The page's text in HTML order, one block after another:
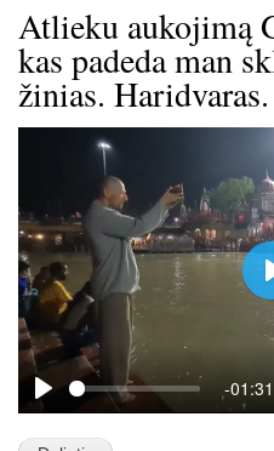
Atlieku aukojimą
kas padeda man
žinias.
P
l
-01:31
l